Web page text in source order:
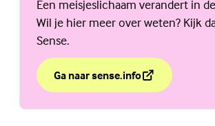
Een meisjeslichaam verandert in
Wil je hier meer over weten? Kijk
Sense.
Ga naar sense.info
over Help mijn lichaam verandert!
(Externe link)